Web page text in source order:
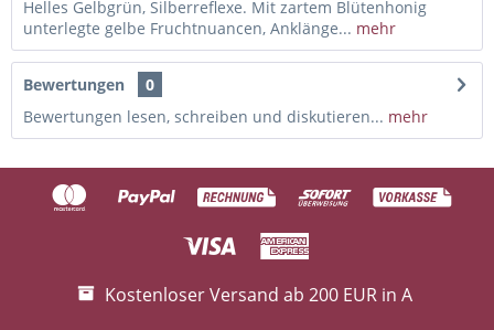
Helles Gelbgrün, Silberreflexe. Mit zartem Blütenhonig
unterlegte gelbe Fruchtnuancen, Anklänge... mehr
Bewertungen
0
Bewertungen lesen, schreiben und diskutieren... mehr
Kostenloser Versand ab 200 EUR in A